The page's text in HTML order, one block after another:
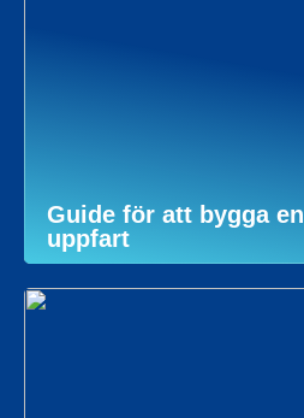
Guide för att bygga en
uppfart